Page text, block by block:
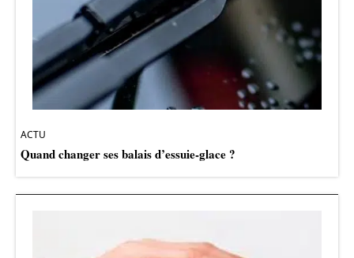
ACTU
Quand changer ses balais d’essuie-glace ?